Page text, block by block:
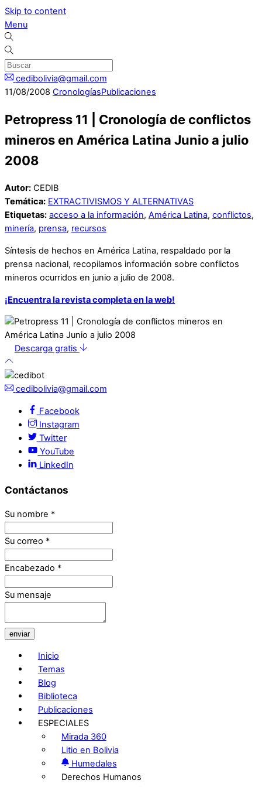
Skip to content
Menu
cedibolivia@gmail.com
11/08/2008 CronologíasPublicaciones
Petropress 11 | Cronología de conflictos
mineros en América Latina Junio a julio
2008
Autor: CEDIB
Temática: EXTRACTIVISMOS Y ALTERNATIVAS
Etiquetas: acceso a la información, América Latina, conflictos,
minería, prensa, recursos
Síntesis de hechos en América Latina, respaldado por la
prensa nacional, recopilamos información sobre conflictos
mineros ocurridos en junio a julio de 2008.
¡Encuentra la revista completa en la web!
Descarga gratis
cedibolivia@gmail.com
Facebook
Instagram
Twitter
YouTube
LinkedIn
Contáctanos
Su nombre *
Su correo *
Encabezado *
Su mensaje
enviar
Inicio
Temas
Blog
Biblioteca
Publicaciones
ESPECIALES
Mirada 360
Litio en Bolivia
Humedales
Derechos Humanos